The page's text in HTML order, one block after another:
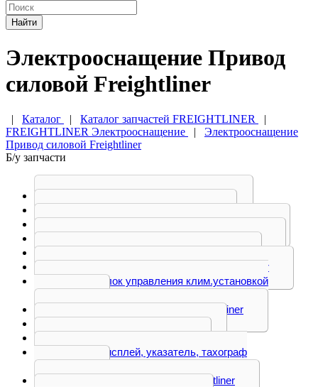
Найти
Электрооснащение Привод
силовой Freightliner
| Каталог | Каталог запчастей FREIGHTLINER
|
FREIGHTLINER Электрооснащение
| Электрооснащение
Привод силовой Freightliner
Б/у запчасти
Блок управления ABS Freightliner
Блок управления АКПП Freightliner
Блок управления клим.установкой
Freightliner
Блок электронный Freightliner
Дисплей, указатель, тахограф
Freightliner
Замок зажигания Freightliner